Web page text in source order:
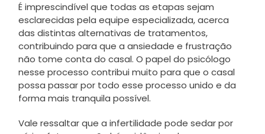
É imprescindível que todas as etapas sejam
esclarecidas pela equipe especializada, acerca
das distintas alternativas de tratamentos,
contribuindo para que a ansiedade e frustração
não tome conta do casal. O papel do psicólogo
nesse processo contribui muito para que o casal
possa passar por todo esse processo unido e da
forma mais tranquila possível.
Vale ressaltar que a infertilidade pode sedar por